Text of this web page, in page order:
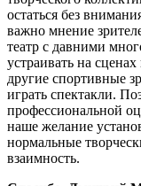
остаться без
важно мнение
театр с давними
устраивать на
другие спортивные
играть спектакли.
профессиональной
наше желание
нормальные
взаимность.